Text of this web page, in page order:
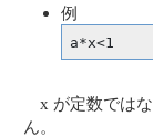
例
a*x<1
x が定数では
ん。